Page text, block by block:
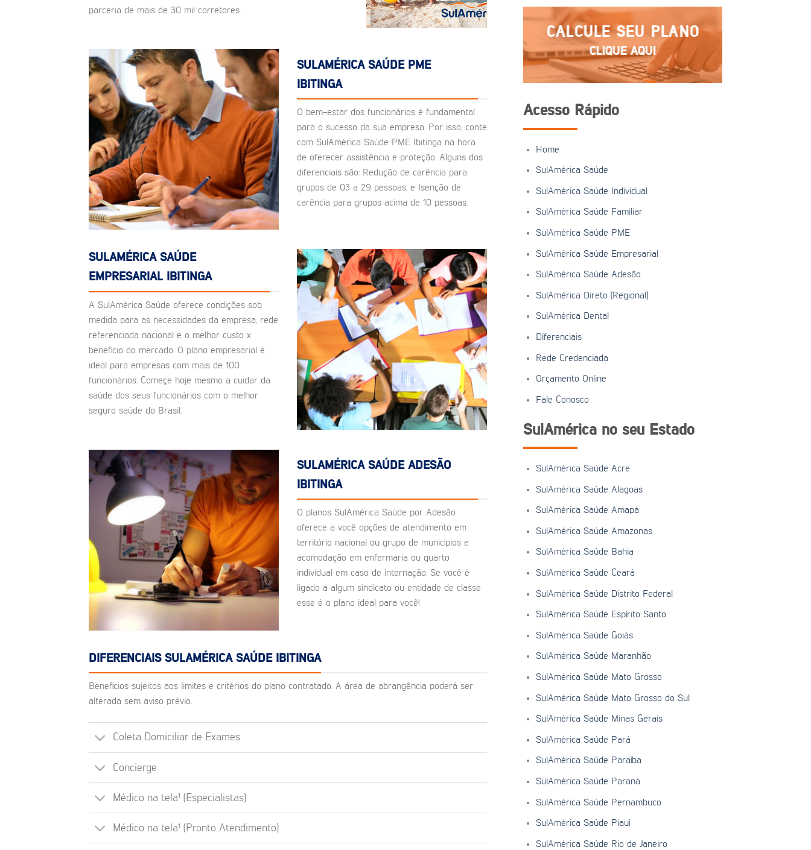
parceria de mais de 30 mil corretores.
SULAMÉRICA SAÚDE PME
IBITINGA
O bem-estar dos funcionários é fundamental
para o sucesso da sua empresa. Por isso, conte
com SulAmérica Saúde PME Ibitinga na hora
de oferecer assistência e proteção. Alguns dos
diferenciais são: Redução de carência para
grupos de 03 a 29 pessoas, e Isenção de
carência para grupos acima de 10 pessoas.
SULAMÉRICA SAÚDE
EMPRESARIAL IBITINGA
A SulAmérica Saúde oferece condições sob
medida para as necessidades da empresa, rede
referenciada nacional e o melhor custo x
benefício do mercado. O plano empresarial é
ideal para empresas com mais de 100
funcionários. Começe hoje mesmo a cuidar da
saúde dos seus funcionários com o melhor
seguro saúde do Brasil.
SULAMÉRICA SAÚDE ADESÃO
IBITINGA
O planos SulAmérica Saúde por Adesão
oferece a você opções de atendimento em
território nacional ou grupo de municípios e
acomodação em enfermaria ou quarto
individual em caso de internação. Se você é
ligado a algum sindicato ou entidade de classe
esse é o plano ideal para você!
DIFERENCIAIS SULAMÉRICA SAÚDE IBITINGA
Benefícios sujeitos aos limites e critérios do plano contratado. A área de abrangência poderá ser
alterada sem aviso prévio.
Coleta Domiciliar de Exames
Concierge
Médico na tela¹ (Especialistas)
Médico na tela¹ (Pronto Atendimento)
CALCULE SEU PLANO
CLIQUE AQUI
Acesso Rápido
Home
SulAmérica Saúde
SulAmérica Saúde Individual
SulAmérica Saúde Familiar
SulAmérica Saúde PME
SulAmérica Saúde Empresarial
SulAmérica Saúde Adesão
SulAmérica Direto (Regional)
SulAmérica Dental
Diferenciais
Rede Credenciada
Orçamento Online
Fale Conosco
SulAmérica no seu Estado
SulAmérica Saúde Acre
SulAmérica Saúde Alagoas
SulAmérica Saúde Amapá
SulAmérica Saúde Amazonas
SulAmérica Saúde Bahia
SulAmérica Saúde Ceará
SulAmérica Saúde Distrito Federal
SulAmérica Saúde Espírito Santo
SulAmérica Saúde Goiás
SulAmérica Saúde Maranhão
SulAmérica Saúde Mato Grosso
SulAmérica Saúde Mato Grosso do Sul
SulAmérica Saúde Minas Gerais
SulAmérica Saúde Pará
SulAmérica Saúde Paraíba
SulAmérica Saúde Paraná
SulAmérica Saúde Pernambuco
SulAmérica Saúde Piauí
SulAmérica Saúde Rio de Janeiro